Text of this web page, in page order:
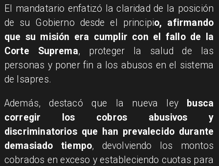
El mandatario enfatizó la claridad de la posición
de su Gobierno desde el principio, afirmando
que su misión era cumplir con el fallo de la
Corte Suprema, proteger la salud de las
personas y poner fin a los abusos en el sistema
de Isapres.
Además, destacó que la nueva ley busca
corregir los cobros abusivos y
discriminatorios que han prevalecido durante
demasiado tiempo, devolviendo los montos
cobrados en exceso y estableciendo cuotas para